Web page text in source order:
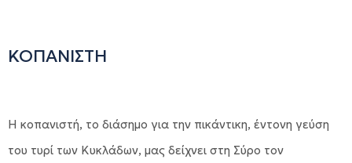
ΚΟΠΑΝΙΣΤΗ
Η κοπανιστή, το διάσημο για την πικάντικη, έντονη γεύση
του τυρί των Κυκλάδων, μας δείχνει στη Σύρο τον